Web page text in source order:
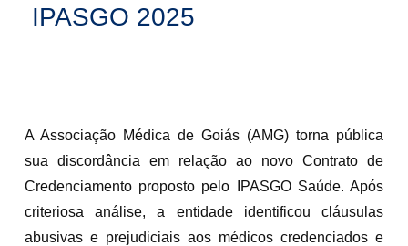
IPASGO 2025
A Associação Médica de Goiás (AMG) torna pública
sua discordância em relação ao novo Contrato de
Credenciamento proposto pelo IPASGO Saúde. Após
criteriosa análise, a entidade identificou cláusulas
abusivas e prejudiciais aos médicos credenciados e